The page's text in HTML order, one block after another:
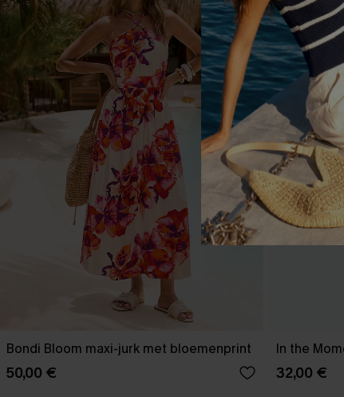
Bondi Bloom maxi-jurk met bloemenprint
50,00 €
In the
32,00 €